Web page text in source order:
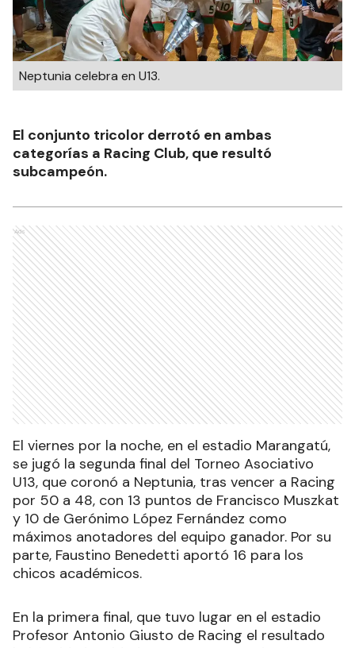
Neptunia celebra en U13.
El conjunto tricolor derrotó en ambas
categorías a Racing Club, que resultó
subcampeón.
Ads
El viernes por la noche, en el estadio Marangatú,
se jugó la segunda final del Torneo Asociativo
U13, que coronó a Neptunia, tras vencer a Racing
por 50 a 48, con 13 puntos de Francisco Muszkat
y 10 de Gerónimo López Fernández como
máximos anotadores del equipo ganador. Por su
parte, Faustino Benedetti aportó 16 para los
chicos académicos.
En la primera final, que tuvo lugar en el estadio
Profesor Antonio Giusto de Racing el resultado